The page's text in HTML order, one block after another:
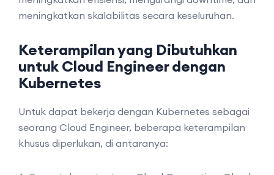
meningkatkan skalabilitas secara keseluruhan.
Keterampilan yang Dibutuhkan
untuk Cloud Engineer dengan
Kubernetes
Untuk dapat bekerja dengan Kubernetes sebagai
seorang Cloud Engineer, beberapa keterampilan
khusus diperlukan, di antaranya: